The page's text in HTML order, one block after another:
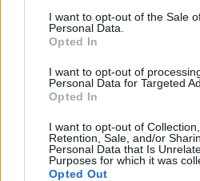
I want to opt-out of the Sale
Personal Data.
Opted In
I want to opt-out of
Personal Data for Targeted
Opted In
I want to opt-out of Collection,
Retention, Sale, and/or
Personal Data that Is
Purposes for which it was
Opted Out
09/08/2026 - 11:18 ΕΛΛΑΔΑ
Στα 15 δισ. ευρώ ο στόχος
τραπεζών το α΄ εξάμηνο
09/08/2026 - 10:52
Ισπανία – Ιταλία:
το μεταναστευτικό με
ελέγχους